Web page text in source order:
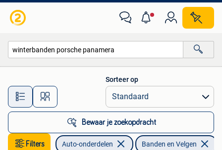
Alle afstanden…
Sorteer op
Bewaar je zoekopdracht
Filters Auto-onderdelen Banden en Velgen